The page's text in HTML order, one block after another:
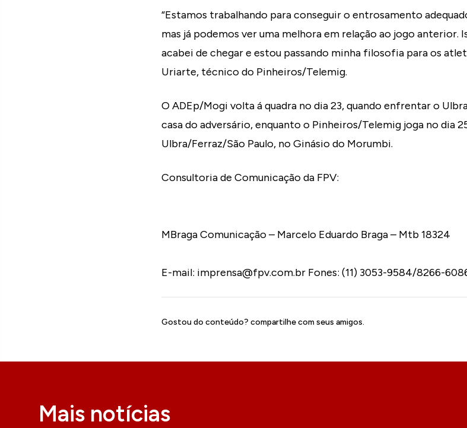
“Estamos trabalhando para conseguir o entrosamento
mas já podemos ver uma melhora em relação ao jogo anterior.
acabei de chegar e estou passando minha filosofia para os
Uriarte, técnico do Pinheiros/Telemig.
O ADEp/Mogi volta á quadra no dia 23, quando enfrentar o
casa do adversário, enquanto o Pinheiros/Telemig joga no dia
Ulbra/Ferraz/São Paulo, no Ginásio do Morumbi.
Consultoria de Comunicação da FPV:
MBraga Comunicação – Marcelo Eduardo Braga – Mtb 18324
E-mail: imprensa@fpv.com.br Fones: (11) 3053-9584/8266-
Gostou do conteúdo? compartilhe com seus amigos.
Mais notícias